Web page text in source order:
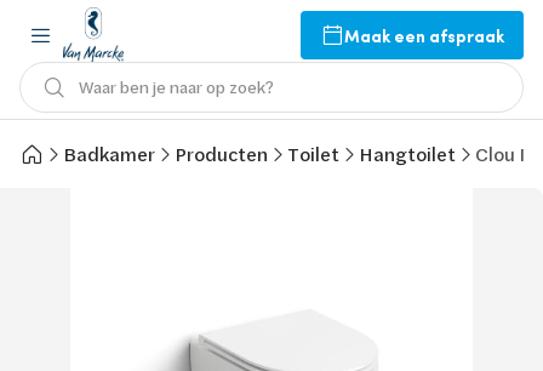
Maak een afspraak
Waar ben je naar op zoek?
Badkamer Producten Toilet Hangtoilet Clou